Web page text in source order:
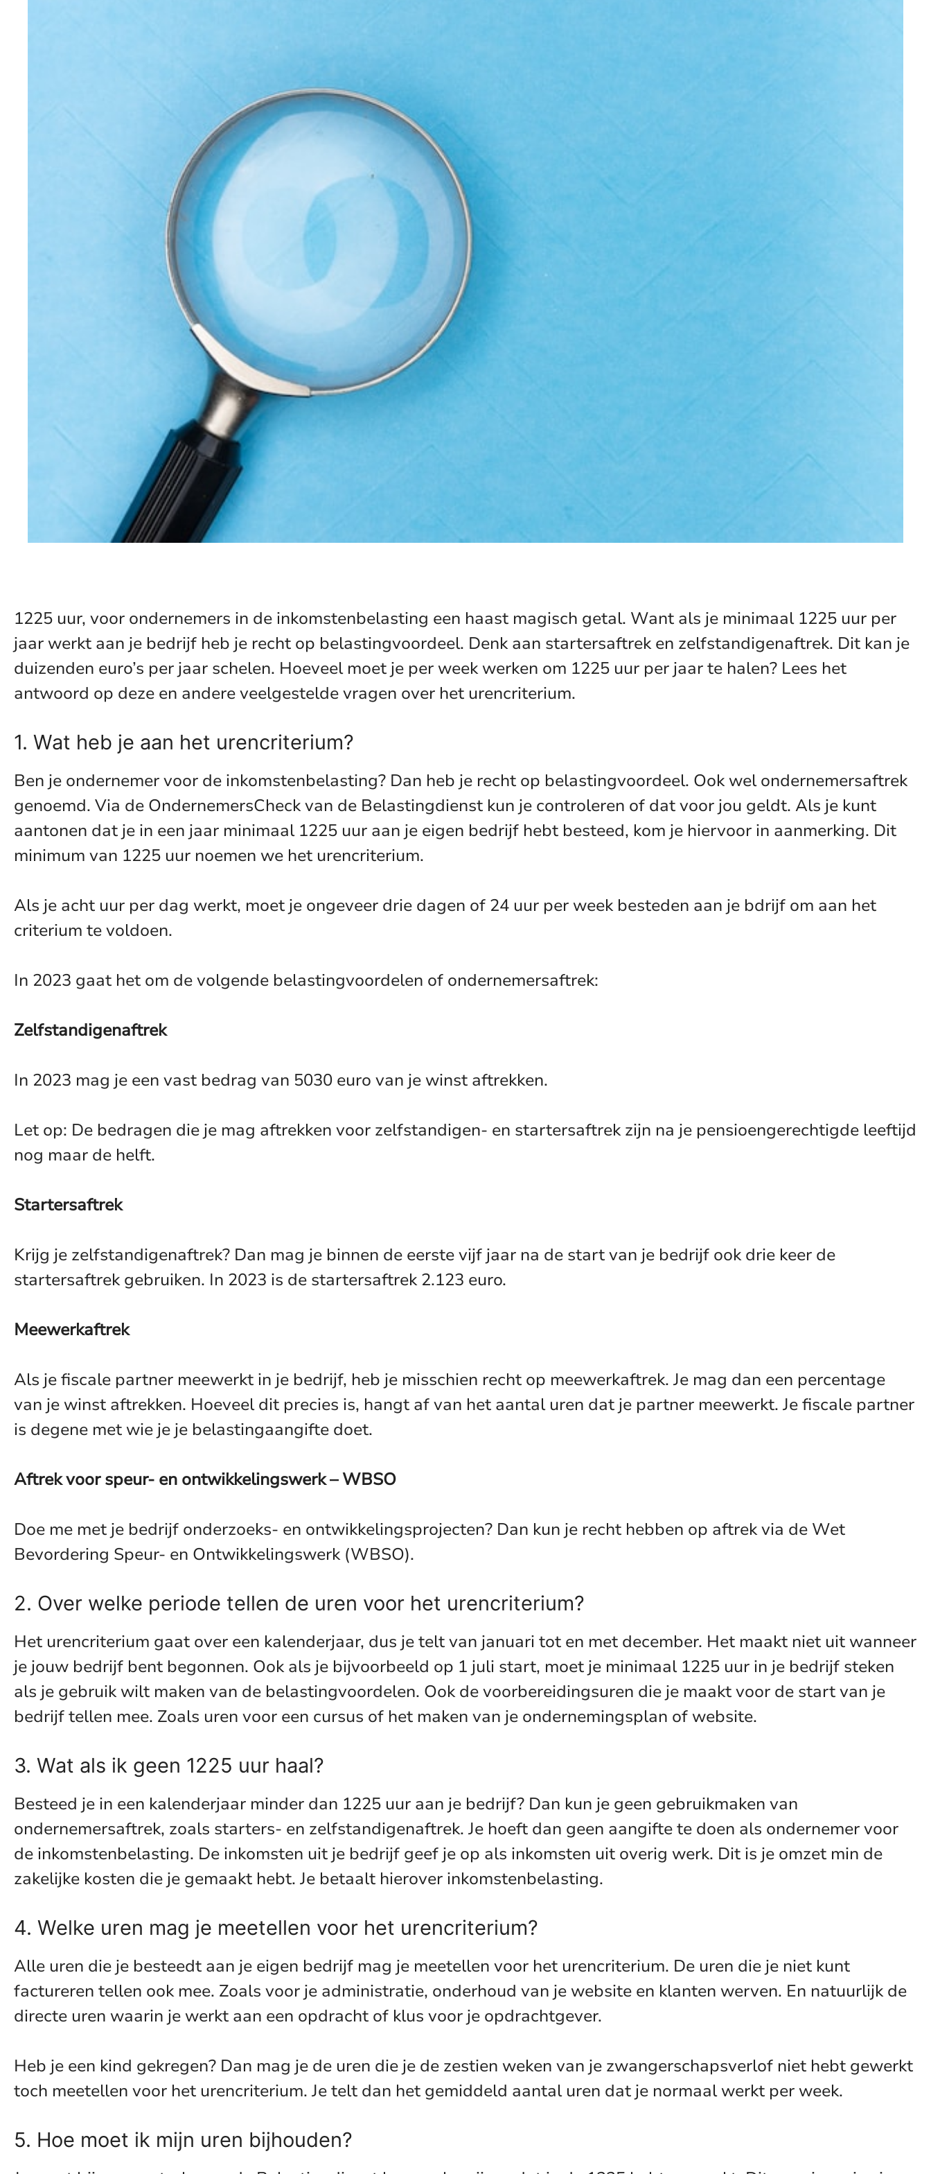
1225 uur, voor ondernemers in de inkomstenbelasting een haast magisch getal. Want als je minimaal 1225 uur per
jaar werkt aan je bedrijf heb je recht op belastingvoordeel. Denk aan startersaftrek en zelfstandigenaftrek. Dit kan je
duizenden euro’s per jaar schelen. Hoeveel moet je per week werken om 1225 uur per jaar te halen? Lees het
antwoord op deze en andere veelgestelde vragen over het urencriterium.
1. Wat heb je aan het urencriterium?
Ben je ondernemer voor de inkomstenbelasting? Dan heb je recht op belastingvoordeel. Ook wel ondernemersaftrek
genoemd. Via de OndernemersCheck van de Belastingdienst kun je controleren of dat voor jou geldt. Als je kunt
aantonen dat je in een jaar minimaal 1225 uur aan je eigen bedrijf hebt besteed, kom je hiervoor in aanmerking. Dit
minimum van 1225 uur noemen we het urencriterium.
Als je acht uur per dag werkt, moet je ongeveer drie dagen of 24 uur per week besteden aan je bdrijf om aan het
criterium te voldoen.
In 2023 gaat het om de volgende belastingvoordelen of ondernemersaftrek:
Zelfstandigenaftrek
In 2023 mag je een vast bedrag van 5030 euro van je winst aftrekken.
Let op: De bedragen die je mag aftrekken voor zelfstandigen- en startersaftrek zijn na je pensioengerechtigde leeftijd
nog maar de helft.
Startersaftrek
Krijg je zelfstandigenaftrek? Dan mag je binnen de eerste vijf jaar na de start van je bedrijf ook drie keer de
startersaftrek gebruiken. In 2023 is de startersaftrek 2.123 euro.
Meewerkaftrek
Als je fiscale partner meewerkt in je bedrijf, heb je misschien recht op meewerkaftrek. Je mag dan een percentage
van je winst aftrekken. Hoeveel dit precies is, hangt af van het aantal uren dat je partner meewerkt. Je fiscale partner
is degene met wie je je belastingaangifte doet.
Aftrek voor speur- en ontwikkelingswerk – WBSO
Doe me met je bedrijf onderzoeks- en ontwikkelingsprojecten? Dan kun je recht hebben op aftrek via de Wet
Bevordering Speur- en Ontwikkelingswerk (WBSO).
2. Over welke periode tellen de uren voor het urencriterium?
Het urencriterium gaat over een kalenderjaar, dus je telt van januari tot en met december. Het maakt niet uit wanneer
je jouw bedrijf bent begonnen. Ook als je bijvoorbeeld op 1 juli start, moet je minimaal 1225 uur in je bedrijf steken
als je gebruik wilt maken van de belastingvoordelen. Ook de voorbereidingsuren die je maakt voor de start van je
bedrijf tellen mee. Zoals uren voor een cursus of het maken van je ondernemingsplan of website.
3. Wat als ik geen 1225 uur haal?
Besteed je in een kalenderjaar minder dan 1225 uur aan je bedrijf? Dan kun je geen gebruikmaken van
ondernemersaftrek, zoals starters- en zelfstandigenaftrek. Je hoeft dan geen aangifte te doen als ondernemer voor
de inkomstenbelasting. De inkomsten uit je bedrijf geef je op als inkomsten uit overig werk. Dit is je omzet min de
zakelijke kosten die je gemaakt hebt. Je betaalt hierover inkomstenbelasting.
4. Welke uren mag je meetellen voor het urencriterium?
Alle uren die je besteedt aan je eigen bedrijf mag je meetellen voor het urencriterium. De uren die je niet kunt
factureren tellen ook mee. Zoals voor je administratie, onderhoud van je website en klanten werven. En natuurlijk de
directe uren waarin je werkt aan een opdracht of klus voor je opdrachtgever.
Heb je een kind gekregen? Dan mag je de uren die je de zestien weken van je zwangerschapsverlof niet hebt gewerkt
toch meetellen voor het urencriterium. Je telt dan het gemiddeld aantal uren dat je normaal werkt per week.
5. Hoe moet ik mijn uren bijhouden?